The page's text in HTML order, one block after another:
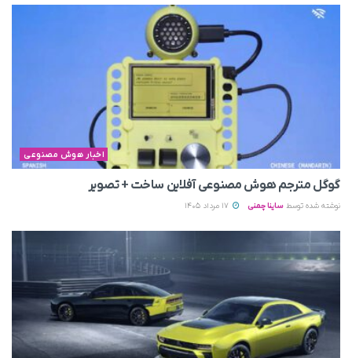
اخبار هوش مصنوعی
گوگل مترجم هوش مصنوعی آفلاین ساخت + تصویر
نوشته شده توسط ساینا چمنی